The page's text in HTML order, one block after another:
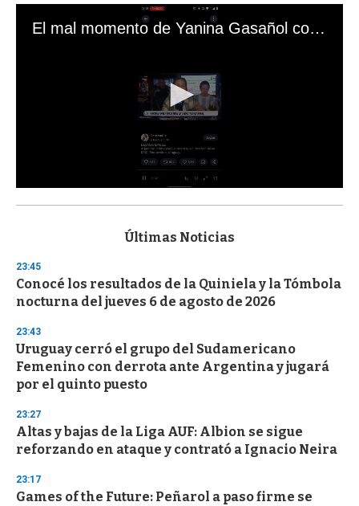
El mal momento de Yanina Gasañol con un hincha argentino en "Subrayado"
s
d
s
o
f
3
s
e
c
o
d
s
Últimas Noticias
23:45
Conocé los resultados de la Quiniela y la Tómbola
nocturna del jueves 6 de agosto de 2026
23:43
Uruguay cerró el grupo del Sudamericano
Femenino con derrota ante Argentina y jugará
por el quinto puesto
23:27
Altas y bajas de la Liga AUF: Albion se sigue
reforzando en ataque y contrató a Ignacio Neira
23:17
Games of the Future: Peñarol a paso firme se